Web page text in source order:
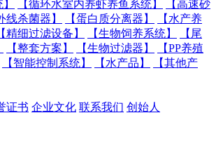
【循环水室内养虾养鱼系统】
【高速砂
线杀菌器】 【蛋白质分离器】
【水产养
【精细过滤设备】 【生物饲养系统】
【尾
【整套方案】 【生物过滤器】
【PP养殖
【智能控制系统】 【水产品】
【其他产
证书 企业文化 联系我们 创始人